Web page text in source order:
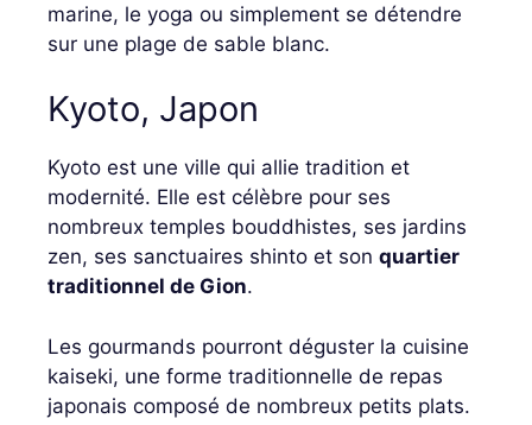
marine, le yoga ou simplement se détendre
sur une plage de sable blanc.
Kyoto, Japon
Kyoto est une ville qui allie tradition et
modernité. Elle est célèbre pour ses
nombreux temples bouddhistes, ses jardins
zen, ses sanctuaires shinto et son quartier
traditionnel de Gion.
Les gourmands pourront déguster la cuisine
kaiseki, une forme traditionnelle de repas
japonais composé de nombreux petits plats.